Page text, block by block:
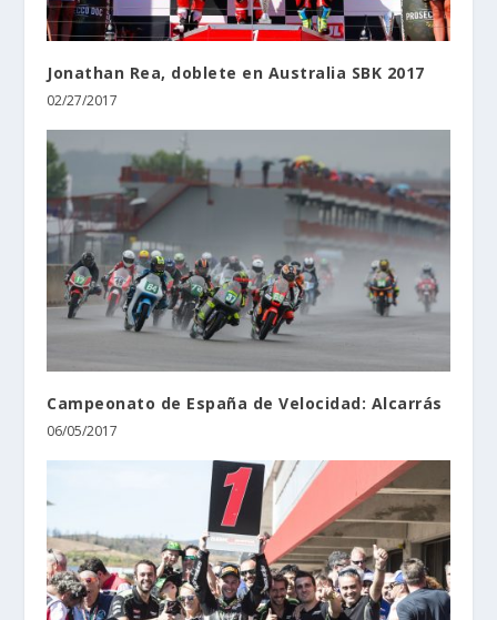
Jonathan Rea, doblete en Australia SBK 2017
02/27/2017
Campeonato de España de Velocidad: Alcarrás
06/05/2017